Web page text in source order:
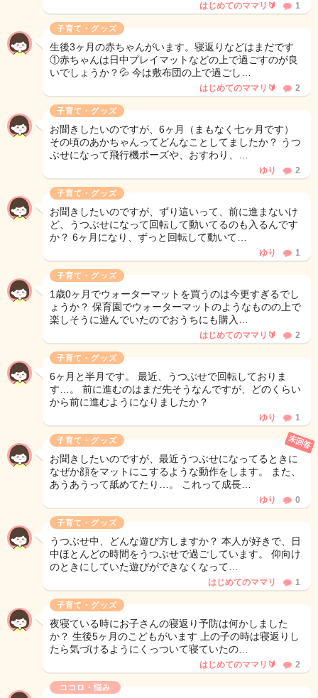
はじめてのママリ🔰 1
子育て・グッズ
生後3ヶ月の赤ちゃんがいます。寝返りなどはまだです
①赤ちゃんは日中プレイマットなどの上で過ごすのが良
いでしょうか？💦 今は敷布団の上で過ごし…
はじめてのママリ🔰 2
子育て・グッズ
お聞きしたいのですが、6ヶ月（まもなく七ヶ月です）
その頃のあかちゃんってどんなことしてましたか？ うつ
ぶせになって飛行機ポーズや、おすわり、…
ゆり 2
子育て・グッズ
お聞きしたいのですが、ずり這いって、前に進まないけ
ど、うつぶせになって回転して動いてるのも入るんです
か？ 6ヶ月になり、ずっと回転して動いて…
ゆり 1
子育て・グッズ
1歳0ヶ月でウォーターマットを買うのは今更すぎるでし
ょうか？ 保育園でウォーターマットのようなものの上で
楽しそうに遊んでいたのでおうちにも購入…
はじめてのママリ🔰 2
子育て・グッズ
6ヶ月と半月です。 最近、うつぶせで回転しておりま
す…。 前に進むのはまだ先そうなんですが、どのくらい
から前に進むようになりましたか？
ゆり 1
子育て・グッズ
お聞きしたいのですが、最近うつぶせになってるときに
なぜか顔をマットにこするような動作をします。 また、
あうあうって舐めてたり…。 これって成長…
未回答
ゆり 0
子育て・グッズ
うつぶせ中、どんな遊び方しますか？ 本人が好きで、日
中ほとんどの時間をうつぶせで過ごしています。 仰向け
のときにしていた遊びができなくなって…
はじめてのママリ 1
子育て・グッズ
夜寝ている時にお子さんの寝返り予防は何かしました
か？ 生後5ヶ月のこどもがいます 上の子の時は寝返りし
たら気づけるようにくっついて寝ていたの…
はじめてのママリ🔰 2
ココロ・悩み